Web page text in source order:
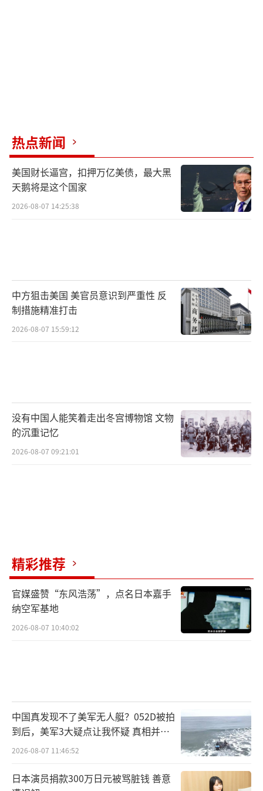
热点新闻
美国财长逼宫，扣押万亿美债，最大黑
天鹅将是这个国家
2026-08-07 14:25:38
中方狙击美国 美官员意识到严重性 反
制措施精准打击
2026-08-07 15:59:12
没有中国人能笑着走出冬宫博物馆 文物
的沉重记忆
2026-08-07 09:21:01
精彩推荐
官媒盛赞“东风浩荡”，点名日本嘉手
纳空军基地
2026-08-07 10:40:02
中国真发现不了美军无人艇？052D被拍
到后，美军3大疑点让我怀疑 真相并非
如此
2026-08-07 11:46:52
日本演员捐款300万日元被骂脏钱 善意